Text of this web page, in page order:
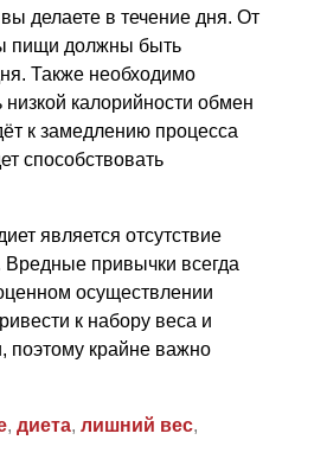
делаете в течение дня. От
пищи должны быть
Также необходимо
калорийности обмен
к замедлению процесса
способствовать
является отсутствие
привычки всегда
осуществлении
к набору веса и
поэтому крайне важно
, диета, лишний вес,